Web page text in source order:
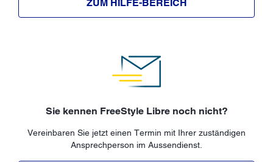
ZUM HILFE-BEREICH
Sie kennen FreeStyle Libre noch nicht?
Vereinbaren Sie jetzt einen Termin mit Ihrer zuständigen
Ansprechperson im Aussendienst.